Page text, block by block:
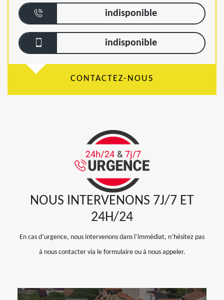
indisponible
indisponible
CONTACTEZ-NOUS
NOUS INTERVENONS 7J/7 ET
24H/24
En cas d’urgence, nous intervenons dans l’immédiat, n’hésitez pas
à nous contacter via le formulaire ou à nous appeler.